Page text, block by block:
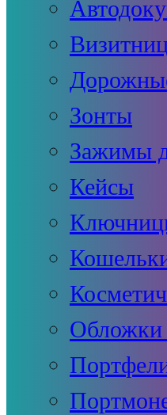
Зонты
Зажимы
Кейсы
Обложки